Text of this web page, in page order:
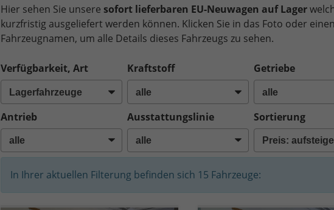
Hier sehen Sie unsere sofort lieferbaren EU-Neuwagen auf Lager
kurzfristig ausgeliefert werden können. Klicken Sie in das Foto oder
Fahrzeugnamen, um alle Details dieses Fahrzeugs zu sehen.
Verfügbarkeit, Art Kraftstoff Getriebe
Antrieb Ausstattungslinie Sortierung
In Ihrer aktuellen Filterung befinden sich 15 Fahrzeuge: